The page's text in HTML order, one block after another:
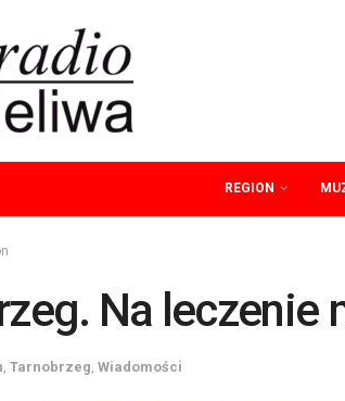
REGION
Na leczenie
Tarnobrzeg Wiadomości